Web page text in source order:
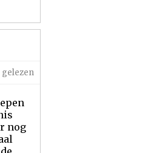
gelezen
nog